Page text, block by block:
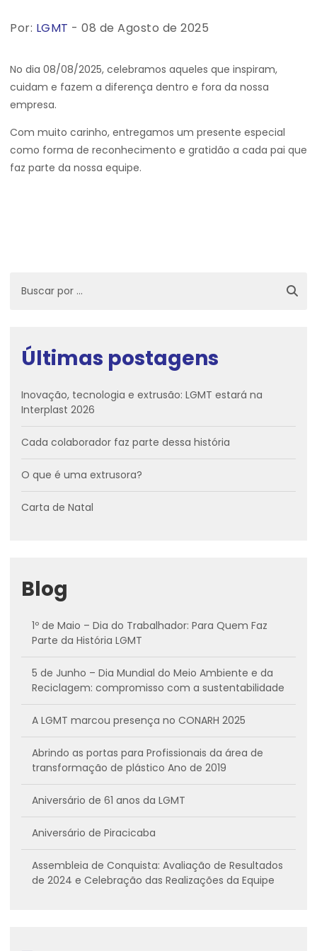
Por: LGMT - 08 de Agosto de 2025
No dia 08/08/2025, celebramos aqueles que inspiram,
cuidam e fazem a diferença dentro e fora da nossa
empresa.
Com muito carinho, entregamos um presente especial
como forma de reconhecimento e gratidão a cada pai que
faz parte da nossa equipe.
Últimas postagens
Inovação, tecnologia e extrusão: LGMT estará na
Interplast 2026
Cada colaborador faz parte dessa história
O que é uma extrusora?
Carta de Natal
Blog
1º de Maio – Dia do Trabalhador: Para Quem Faz
Parte da História LGMT
5 de Junho – Dia Mundial do Meio Ambiente e da
Reciclagem: compromisso com a sustentabilidade
A LGMT marcou presença no CONARH 2025
Abrindo as portas para Profissionais da área de
transformação de plástico Ano de 2019
Aniversário de 61 anos da LGMT
Aniversário de Piracicaba
Assembleia de Conquista: Avaliação de Resultados
de 2024 e Celebração das Realizações da Equipe